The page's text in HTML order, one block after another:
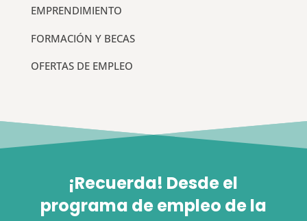
EMPRENDIMIENTO
FORMACIÓN Y BECAS
OFERTAS DE EMPLEO
¡Recuerda! Desde el
programa de empleo de la